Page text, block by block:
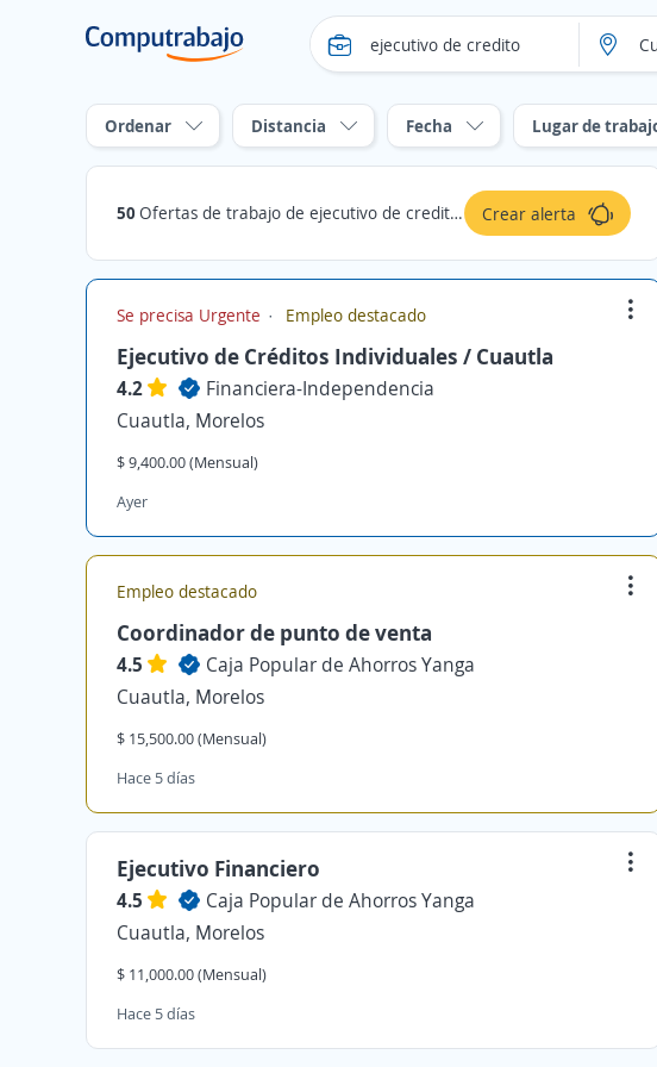
Ordenar Distancia Fecha Lugar de
50 Ofertas de trabajo de ejecutivo de credito en Cuautla, Morelos Crear alerta
Se precisa Urgente Empleo destacado
Ejecutivo de Créditos Individuales / Cuautla
4.2
Financiera-Independencia
Cuautla, Morelos
$ 9,400.00 (Mensual)
Ayer
Empleo destacado
Coordinador de punto de venta
4.5
Caja Popular de Ahorros Yanga
Cuautla, Morelos
$ 15,500.00 (Mensual)
Hace 5 días
Ejecutivo Financiero
4.5
Caja Popular de Ahorros Yanga
Cuautla, Morelos
$ 11,000.00 (Mensual)
Hace 5 días